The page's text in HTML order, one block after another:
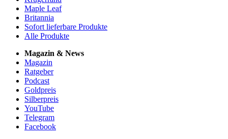
Maple Leaf
Britannia
Sofort lieferbare Produkte
Alle Produkte
Magazin & News
Magazin
Ratgeber
Podcast
Goldpreis
Silberpreis
YouTube
Telegram
Facebook